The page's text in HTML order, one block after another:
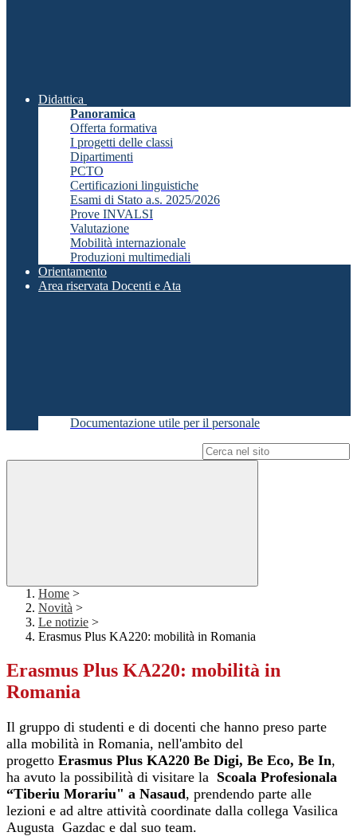
Didattica
Panoramica
Offerta formativa
I progetti delle classi
Dipartimenti
PCTO
Certificazioni linguistiche
Esami di Stato a.s. 2025/2026
Prove INVALSI
Valutazione
Mobilità internazionale
Produzioni multimediali
Orientamento
Area riservata Docenti e Ata
Documentazione utile per il personale
Home >
Novità >
Le notizie >
Erasmus Plus KA220: mobilità in Romania
Erasmus Plus KA220: mobilità in
Romania
Il gruppo di studenti e di docenti che hanno preso parte
alla mobilità in Romania, nell'ambito del
progetto Erasmus Plus KA220 Be Digi, Be Eco, Be In,
ha avuto la possibilità di visitare la Scoala Profesionala
“Tiberiu Morariu" a Nasaud, prendendo parte alle
lezioni e ad altre attività coordinate dalla collega Vasilica
Augusta Gazdac e dal suo team.